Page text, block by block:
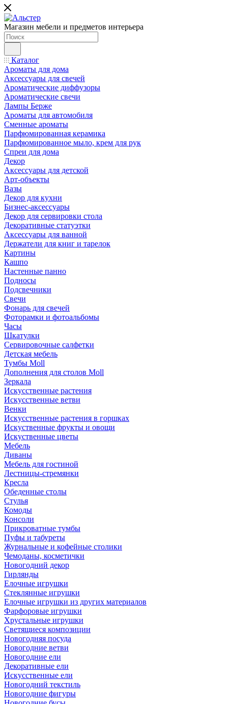
Магазин мебели и предметов интерьера
Каталог
Ароматы для дома
Аксессуары для свечей
Ароматические диффузоры
Ароматические свечи
Лампы Берже
Ароматы для автомобиля
Сменные ароматы
Парфюмированная керамика
Парфюмированное мыло, крем для рук
Спреи для дома
Декор
Аксессуары для детской
Арт-объекты
Вазы
Декор для кухни
Бизнес-аксессуары
Декор для сервировки стола
Декоративные статуэтки
Аксессуары для ванной
Держатели для книг и тарелок
Картины
Кашпо
Настенные панно
Подносы
Подсвечники
Свечи
Фонарь для свечей
Фоторамки и фотоальбомы
Часы
Шкатулки
Сервировочные салфетки
Детская мебель
Тумбы Moll
Дополнения для столов Moll
Зеркала
Искусственные растения
Искусственные ветви
Венки
Искусственные растения в горшках
Искуственные фрукты и овощи
Искуственные цветы
Мебель
Диваны
Мебель для гостиной
Лестницы-стремянки
Кресла
Обеденные столы
Стулья
Комоды
Консоли
Прикроватные тумбы
Пуфы и табуреты
Журнальные и кофейные столики
Чемоданы, косметички
Новогодний декор
Гирлянды
Елочные игрушки
Стеклянные игрушки
Елочные игрушки из других материалов
Фарфоровые игрушки
Хрустальные игрушки
Светящиеся композиции
Новогодняя посуда
Новогодние ветви
Новогодние ели
Декоративные ели
Искусственные ели
Новогодний текстиль
Новогодние фигуры